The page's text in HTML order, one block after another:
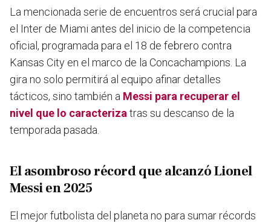
La mencionada serie de encuentros será crucial para
el Inter de Miami antes del inicio de la competencia
oficial, programada para el 18 de febrero contra
Kansas City en el marco de la Concachampions. La
gira no solo permitirá al equipo afinar detalles
tácticos, sino también a Messi para recuperar el
nivel que lo caracteriza tras su descanso de la
temporada pasada.
El asombroso récord que alcanzó Lionel
Messi en 2025
El mejor futbolista del planeta no para sumar récords